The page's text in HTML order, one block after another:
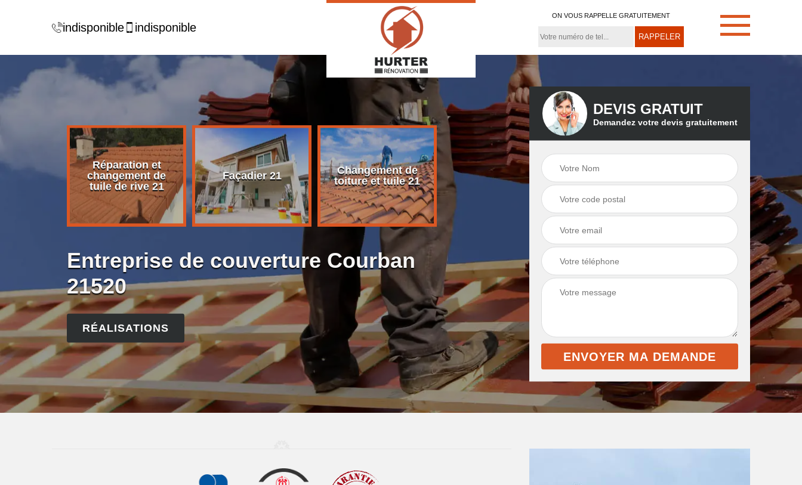
indisponible indisponible
ON VOUS RAPPELLE GRATUITEMENT
de
Réparation et
changement de
tuile de rive 21
Façadier 21
Changement de
toiture et tuile 21
Rénovation de
toiture 21
Démoussage de
toiture 21
Couvreur zingueur
21
Entreprise de couverture Courban
21520
RÉALISATIONS
DEVIS GRATUIT
Demandez votre devis gratuitement